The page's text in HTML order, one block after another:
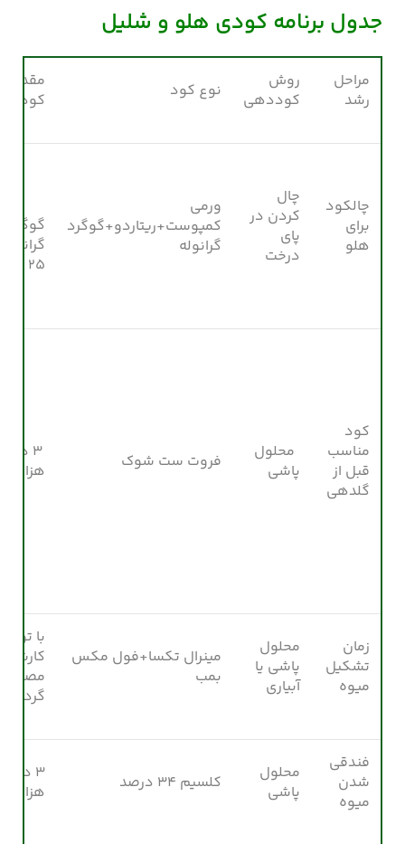
جدول برنامه کودی هلو و شلیل
مراحل
رشد
روش
کوددهی
نوع کود
مقدار
کود
چالکود
برای
هلو
چال
کردن در
پای
درخت
ورمی
کمپوست+ریتاردو+گوگرد
گرانوله
گوگرد
گرانوله:
۲۵ درصد
کود
مناسب
قبل از
گلدهی
محلول
پاشی
فروت ست شوک
۳
هزار
زمان
تشکیل
میوه
محلول
پاشی یا
آبیاری
مینرال تکسا+فول مکس
بمب
با
مصرف
گردد
فندقی
شدن
میوه
محلول
پاشی
کلسیم ۳۴ درصد
۳ در
هزار